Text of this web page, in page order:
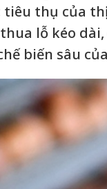
thụ của
lỗ kéo
biến sâu